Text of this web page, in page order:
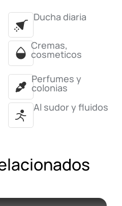
Ducha diaria
Cremas,
cosmeticos
Perfumes y
colonias
Al sudor y fluidos